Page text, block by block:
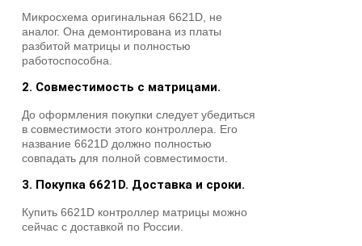
Микросхема оригинальная 6621D, не
аналог. Она демонтирована из платы
разбитой матрицы и полностью
работоспособна.
2. Совместимость с матрицами.
До оформления покупки следует убедиться
в совместимости этого контроллера. Его
название 6621D должно полностью
совпадать для полной совместимости.
3. Покупка 6621D. Доставка и сроки.
Купить 6621D контроллер матрицы можно
сейчас с доставкой по России.